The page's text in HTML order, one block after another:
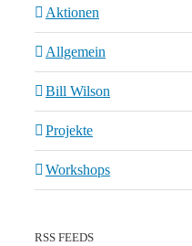
Aktionen
Allgemein
Bill Wilson
Projekte
Workshops
RSS FEEDS